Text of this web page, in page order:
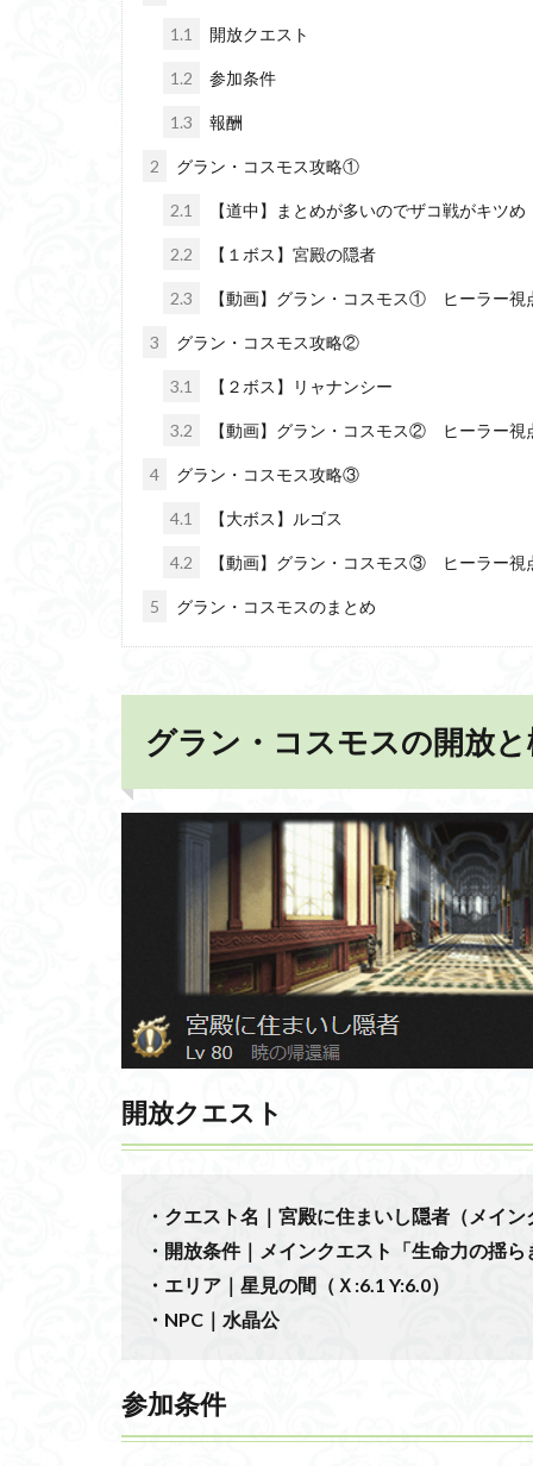
1.1 開放クエスト
1.2 参加条件
1.3 報酬
2 グラン・コスモス攻略①
2.1 【道中】まとめが多いのでザコ戦がキツめ
2.2 【１ボス】宮殿の隠者
2.3 【動画】グラン・コスモス① ヒーラー視
3 グラン・コスモス攻略②
3.1 【２ボス】リャナンシー
3.2 【動画】グラン・コスモス② ヒーラー視
4 グラン・コスモス攻略③
4.1 【大ボス】ルゴス
4.2 【動画】グラン・コスモス③ ヒーラー視
5 グラン・コスモスのまとめ
グラン・コスモスの開放
開放クエスト
・クエスト名｜宮殿に住まいし隠者（メイ
・開放条件｜メインクエスト「生命力の揺
・エリア｜星見の間（Ｘ:6.1 Y:6.0）
・NPC｜水晶公
参加条件